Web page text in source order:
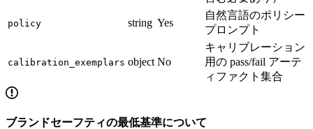
policy string Yes
自然言語のポリシー
プロンプト
calibration_exemplars object No
キャリブレーション
用の pass/fail アーテ
ィファクト集合
ブランドセーフティの最低基準について